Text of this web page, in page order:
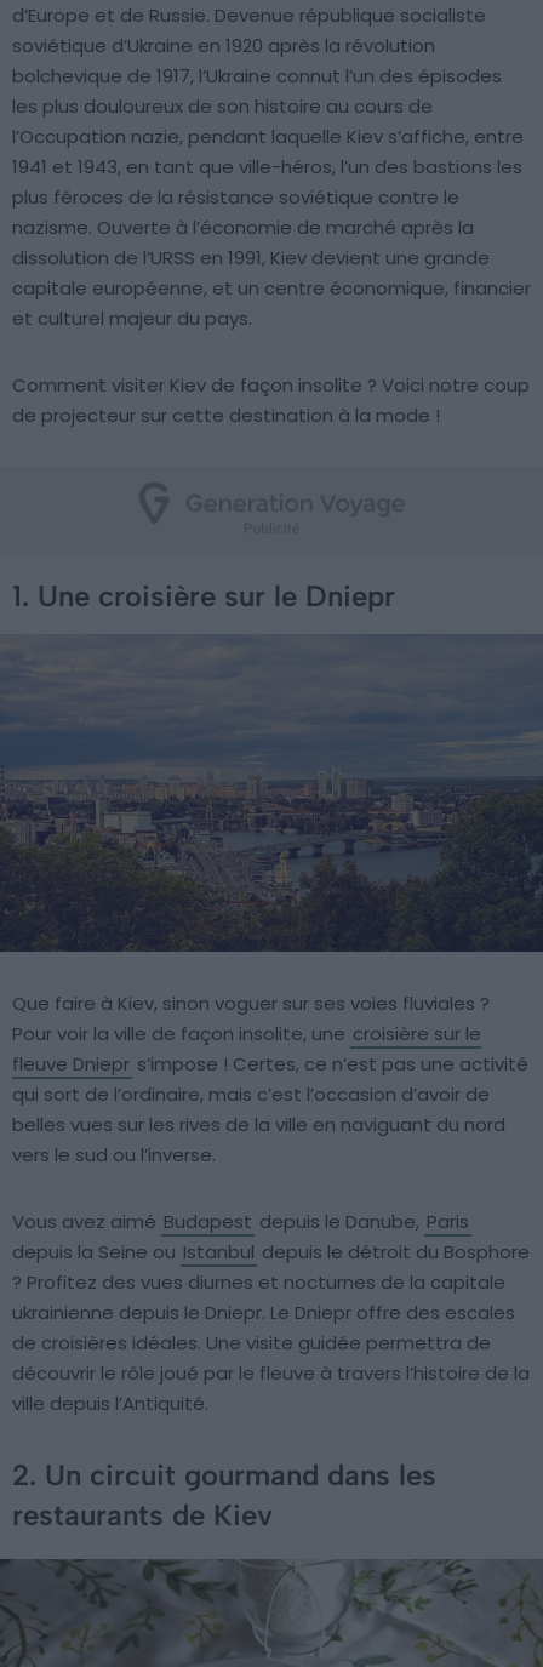
d’Europe et de Russie. Devenue république socialiste
soviétique d’Ukraine en 1920 après la révolution
bolchevique de 1917, l’Ukraine connut l’un des épisodes
les plus douloureux de son histoire au cours de
l’Occupation nazie, pendant laquelle Kiev s’affiche, entre
1941 et 1943, en tant que ville-héros, l’un des bastions les
plus féroces de la résistance soviétique contre le
nazisme. Ouverte à l’économie de marché après la
dissolution de l’URSS en 1991, Kiev devient une grande
capitale européenne, et un centre économique, financier
et culturel majeur du pays.
Comment visiter Kiev de façon insolite ? Voici notre coup
de projecteur sur cette destination à la mode !
1. Une croisière sur le Dniepr
Que faire à Kiev, sinon voguer sur ses voies fluviales ?
Pour voir la ville de façon insolite, une croisière sur le
fleuve Dniepr s’impose ! Certes, ce n’est pas une activité
qui sort de l’ordinaire, mais c’est l’occasion d’avoir de
belles vues sur les rives de la ville en naviguant du nord
vers le sud ou l’inverse.
Vous avez aimé Budapest depuis le Danube, Paris
depuis la Seine ou Istanbul depuis le détroit du Bosphore
? Profitez des vues diurnes et nocturnes de la capitale
ukrainienne depuis le Dniepr. Le Dniepr offre des escales
de croisières idéales. Une visite guidée permettra de
découvrir le rôle joué par le fleuve à travers l’histoire de la
ville depuis l’Antiquité.
2. Un circuit gourmand dans les
restaurants de Kiev